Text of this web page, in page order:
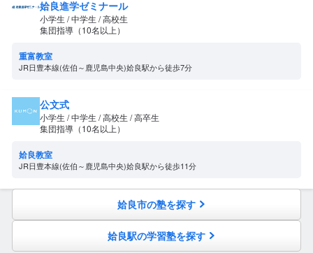
姶良進学ゼミナール
小学生 / 中学生 / 高校生
集団指導（10名以上）
重富教室
JR日豊本線(佐伯～鹿児島中央)姶良駅から徒歩7分
公文式
小学生 / 中学生 / 高校生 / 高卒生
集団指導（10名以上）
姶良教室
JR日豊本線(佐伯～鹿児島中央)姶良駅から徒歩11分
姶良市の塾を探す
姶良駅の学習塾を探す